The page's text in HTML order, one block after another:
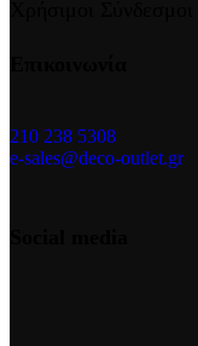
210 238 5308
e-sales@deco-outlet.gr